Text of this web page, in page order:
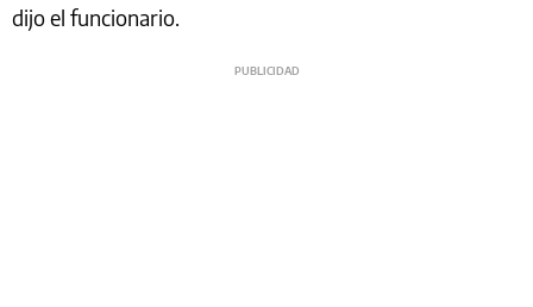
dijo el funcionario.